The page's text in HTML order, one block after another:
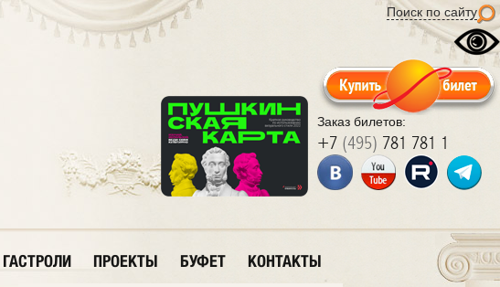
Поиск по сайту
Заказ билетов:
+7 (495) 781 781 1
ГАСТРОЛИ ПРОЕКТЫ БУФЕТ КОНТАКТЫ